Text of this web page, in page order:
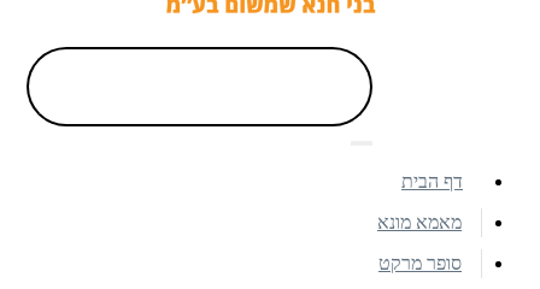
דף הבית
מאמא מונא
סופר מרקט